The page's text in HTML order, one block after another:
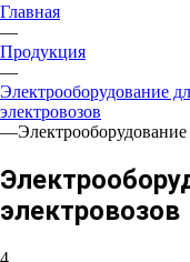
Главная
—
Продукция
—
Электрооборудование
электровозов
—
электровозов
4